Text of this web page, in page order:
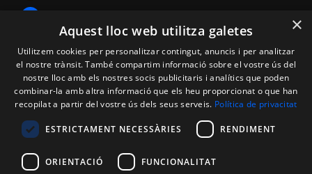
Enllaços Legals
·Política de cookies
·Política de privacitat
·Avís Legal
×
Aquest lloc web utilitza galetes
Utilitzem cookies per personalitzar contingut, anuncis i per analitzar
el nostre trànsit. També compartim informació sobre el vostre ús del
nostre lloc amb els nostres socis publicitaris i analítics que poden
combinar-la amb altra informació que els heu proporcionat o que han
recopilat a partir del vostre ús dels seus serveis. Política de privacitat
ESTRICTAMENT NECESSÀRIES RENDIMENT
ORIENTACIÓ FUNCIONALITAT